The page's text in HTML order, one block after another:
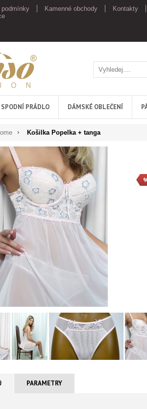
Kamenné obchody
Kontakty
PRÁDLO DÁMSKÉ OBLEČENÍ
Košilka Popelka + tanga
PARAMETRY